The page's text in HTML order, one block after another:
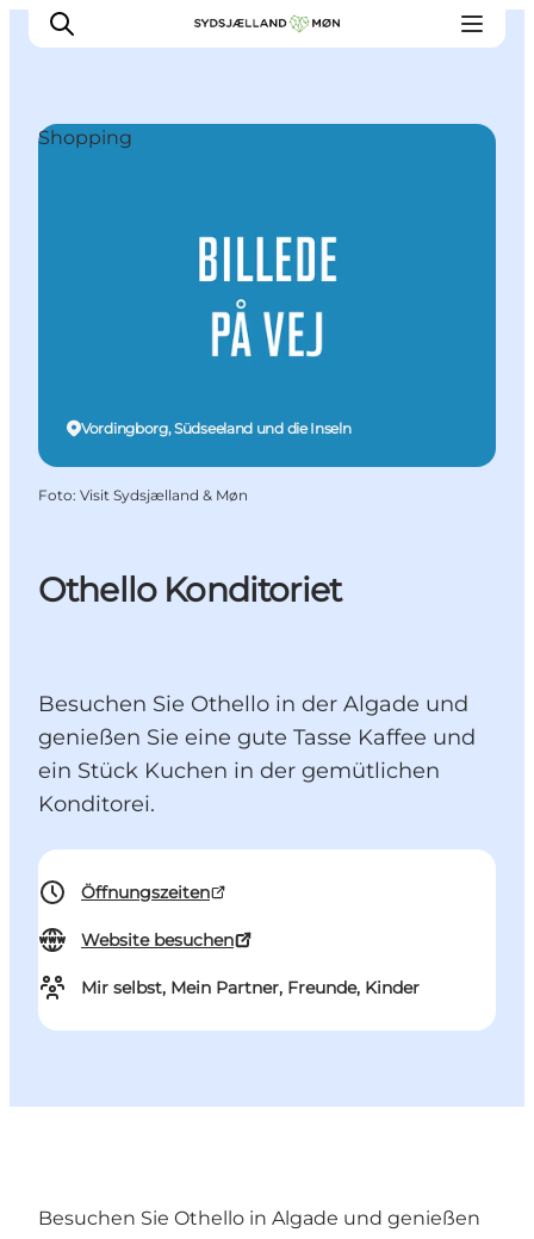
Städte und Orte
Othello Konditoriet
Besuchen Sie Othello in der Algade und
genießen Sie eine gute Tasse Kaffee und
ein Stück Kuchen in der gemütlichen
Konditorei.
Öffnungszeiten
Website besuchen
Mir selbst, Mein Partner, Freunde, Kinder
Vordingborg, Südseeland und die Inseln
Shopping
Foto: Visit Sydsjælland & Møn
Besuchen Sie Othello in Algade und genießen